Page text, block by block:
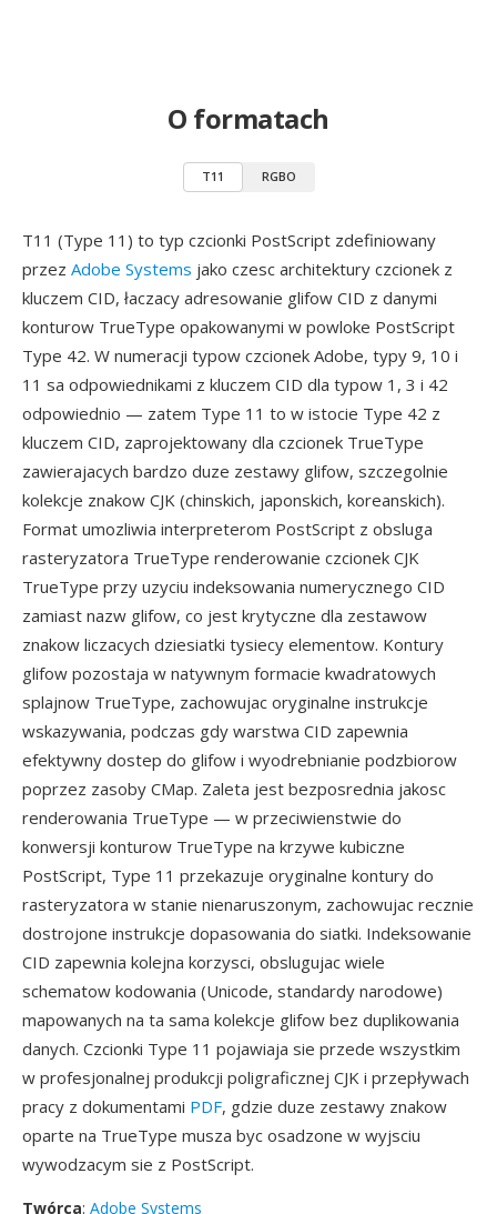
O formatach
T11 RGBO
T11 (Type 11) to typ czcionki PostScript zdefiniowany
przez Adobe Systems jako czesc architektury czcionek z
kluczem CID, łaczacy adresowanie glifow CID z danymi
konturow TrueType opakowanymi w powloke PostScript
Type 42. W numeracji typow czcionek Adobe, typy 9, 10 i
11 sa odpowiednikami z kluczem CID dla typow 1, 3 i 42
odpowiednio — zatem Type 11 to w istocie Type 42 z
kluczem CID, zaprojektowany dla czcionek TrueType
zawierajacych bardzo duze zestawy glifow, szczegolnie
kolekcje znakow CJK (chinskich, japonskich, koreanskich).
Format umozliwia interpreterom PostScript z obsluga
rasteryzatora TrueType renderowanie czcionek CJK
TrueType przy uzyciu indeksowania numerycznego CID
zamiast nazw glifow, co jest krytyczne dla zestawow
znakow liczacych dziesiatki tysiecy elementow. Kontury
glifow pozostaja w natywnym formacie kwadratowych
splajnow TrueType, zachowujac oryginalne instrukcje
wskazywania, podczas gdy warstwa CID zapewnia
efektywny dostep do glifow i wyodrebnianie podzbiorow
poprzez zasoby CMap. Zaleta jest bezposrednia jakosc
renderowania TrueType — w przeciwienstwie do
konwersji konturow TrueType na krzywe kubiczne
PostScript, Type 11 przekazuje oryginalne kontury do
rasteryzatora w stanie nienaruszonym, zachowujac recznie
dostrojone instrukcje dopasowania do siatki. Indeksowanie
CID zapewnia kolejna korzysci, obslugujac wiele
schematow kodowania (Unicode, standardy narodowe)
mapowanych na ta sama kolekcje glifow bez duplikowania
danych. Czcionki Type 11 pojawiaja sie przede wszystkim
w profesjonalnej produkcji poligraficznej CJK i przepływach
pracy z dokumentami PDF, gdzie duze zestawy znakow
oparte na TrueType musza byc osadzone w wyjsciu
wywodzacym sie z PostScript.
Twórca: Adobe Systems